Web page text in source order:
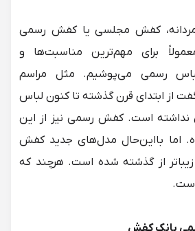
کفش مجلسی یا کفش رسمی
برای مهم‌ترین مناسبت‌ها و
رسمی می‌پوشیم. مثل مراسم
از ابتدای قرن گذشته تا کنون لباس
نداشته است. کفش رسمی نیز از این
اما بااین‌حال مدل‌های جدید کفش
از گذشته شده است. هرچند که